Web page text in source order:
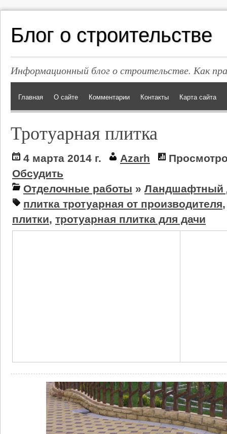
Блог о строительстве
Информационный блог о строительстве. Как
Главная О сайте Комментарии Контакты Карта сайта
Тротуарная плитка
4 марта 2014 г. Azarh
Обсудить
Отделочные работы » Ландшафтный
плитка тротуарная от производителя
плитки, тротуарная плитка для дачи